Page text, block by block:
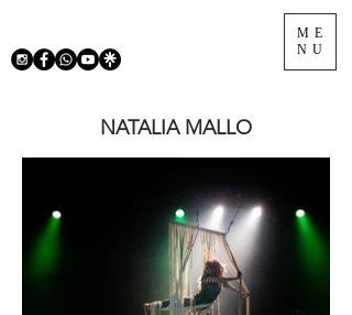
ME
NU
NATALIA MALLO